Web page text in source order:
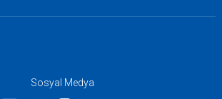
Sosyal Medya